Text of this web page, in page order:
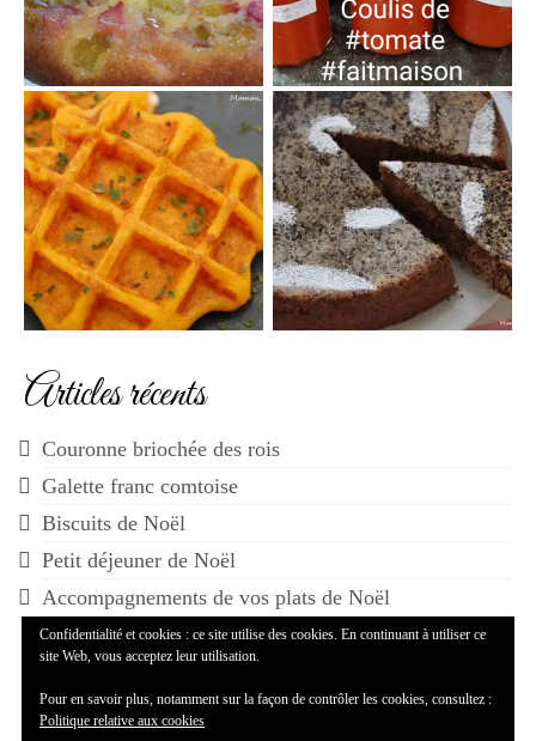
Articles récents
Couronne briochée des rois
Galette franc comtoise
Biscuits de Noël
Petit déjeuner de Noël
Accompagnements de vos plats de Noël
Confidentialité et cookies : ce site utilise des cookies. En continuant à utiliser ce
site Web, vous acceptez leur utilisation.
Pour en savoir plus, notamment sur la façon de contrôler les cookies, consultez :
Politique relative aux cookies